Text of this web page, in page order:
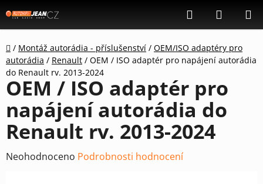
na
obsah
Hledat
KOŠÍK
Domů
/ Montáž autorádia - příslušenství / OEM/ISO adaptéry pro
autorádia / Renault / OEM / ISO adaptér pro napájení autorádia
do Renault rv. 2013-2024
OEM / ISO adaptér pro
napájení autorádia do
Renault rv. 2013-2024
Průměrné
Neohodnoceno Podrobnosti hodnocení